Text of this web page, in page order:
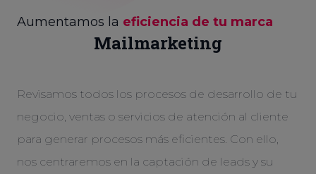
Aumentamos la eficiencia de tu marca
Mailmarketing
Revisamos todos los procesos de desarrollo de tu
negocio, ventas o servicios de atención al cliente
para generar procesos más eficientes. Con ello,
nos centraremos en la captación de leads y su